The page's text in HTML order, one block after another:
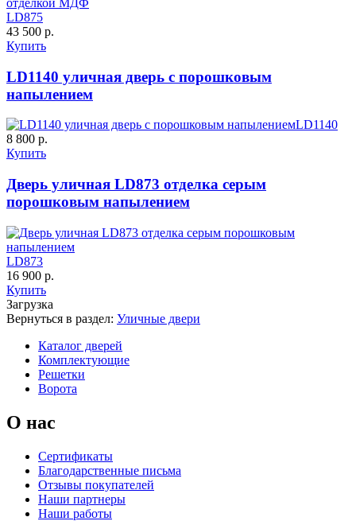
Порошковое напыление "Шелк"
К-35 С
К-36 46 30
К-36 С
C63
C65 C66
C67
LD875
43 500 р.
Купить
LD1140 уличная дверь с порошковым
напылением
LD1140
8 800 р.
Купить
Дверь уличная LD873 отделка серым
порошковым напылением
LD873
16 900 р.
Купить
Загрузка
Вернуться в раздел: Уличные двери
Каталог дверей
Комплектующие
Решетки
Ворота
О нас
Сертификаты
Благодарственные письма
Отзывы покупателей
Наши партнеры
Наши работы